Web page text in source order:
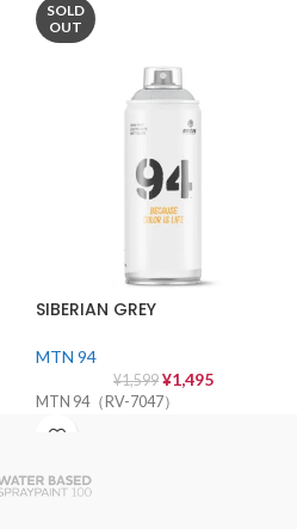
SOLD
OUT
SIBERIAN GREY
MTN 94
¥1,599 ¥1,495
MTN 94（RV-7047）